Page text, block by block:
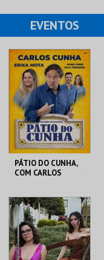
EVENTOS
PÁTIO DO CUNHA,
COM CARLOS
CASA DA
CRIATIVIDADE
MAIS INFO